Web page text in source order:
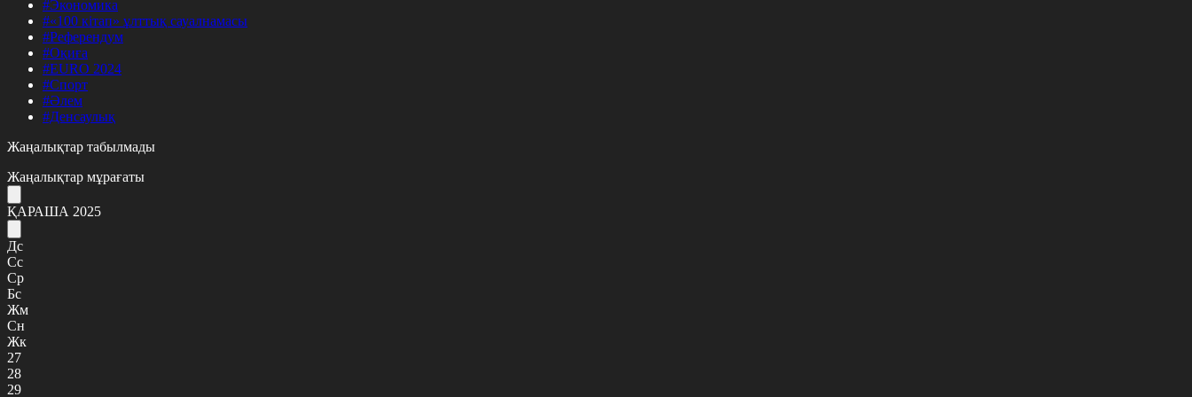
#Экономика
#«100 кітап» ұлттық сауалнамасы
#Референдум
#Оқиға
#EURO 2024
#Спорт
#Әлем
#Денсаулық
Жаңалықтар табылмады
Жаңалықтар мұрағаты
ҚАРАША 2025
Дс
Сс
Ср
Бс
Жм
Сн
Жк
27
28
29